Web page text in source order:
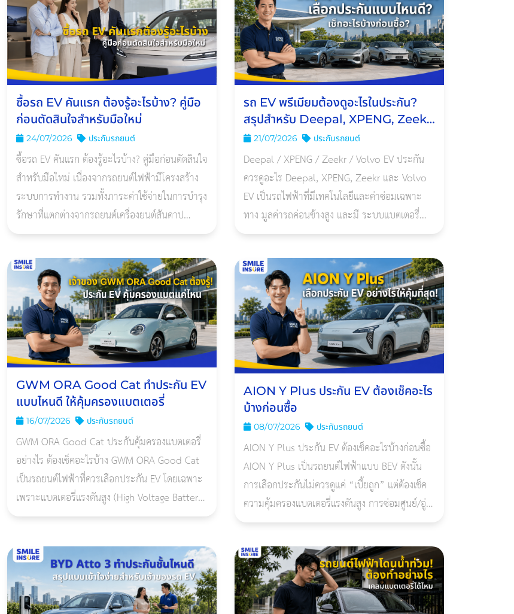
ซื้อรถ EV คันแรก ต้องรู้อะไรบ้าง? คู่มือ
ก่อนตัดสินใจสำหรับมือใหม่
24/07/2026 ประกันรถยนต์
ซื้อรถ EV คันแรก ต้องรู้อะไรบ้าง? คู่มือก่อนตัดสินใจ
สำหรับมือใหม่ เนื่องจากรถยนต์ไฟฟ้ามีโครงสร้าง
ระบบการทำงาน รวมทั้งภาระค่าใช้จ่ายในการบำรุง
รักษาที่แตกต่างจากรถยนต์เครื่องยนต์สันดาป
ภายในอย่างสิ้นเชิง โดยมีประเด็นหลักที่ผู้ซื้อควร
รถ EV พรีเมียมต้องดูอะไรในประกัน?
สรุปสำหรับ Deepal, XPENG, Zeekr
และ Volvo
21/07/2026 ประกันรถยนต์
Deepal / XPENG / Zeekr / Volvo EV ประกัน
ควรดูอะไร Deepal, XPENG, Zeekr และ Volvo
EV เป็นรถไฟฟ้าที่มีเทคโนโลยีและค่าซ่อมเฉพาะ
ทาง มูลค่ารถค่อนข้างสูง และมี ระบบแบตเตอรี่
และซอฟต์แวร์ เฉพาะของแต่ละแบรนด์ ดังนั้น
รถยนต์ไฟฟ้าโ
GWM ORA Good Cat ทำประกัน EV
แบบไหนดี ให้คุ้มครองแบตเตอรี่
16/07/2026 ประกันรถยนต์
GWM ORA Good Cat ประกันคุ้มครองแบตเตอรี่
อย่างไร ต้องเช็คอะไรบ้าง GWM ORA Good Cat
เป็นรถยนต์ไฟฟ้าที่ควรเลือกประกัน EV โดยเฉพาะ
เพราะแบตเตอรี่แรงดันสูง (High Voltage Battery)
เป็นชิ้นส่วนมูลค่าสูง หากเสียหายจากอุบัติเหตุ น้ำ
AION Y Plus ประกัน EV ต้องเช็คอะไร
บ้างก่อนซื้อ
08/07/2026 ประกันรถยนต์
AION Y Plus ประกัน EV ต้องเช็คอะไรบ้างก่อนซื้อ
AION Y Plus เป็นรถยนต์ไฟฟ้าแบบ BEV ดังนั้น
การเลือกประกันไม่ควรดูแค่ “เบี้ยถูก” แต่ต้องเช็ค
ความคุ้มครองแบตเตอรี่แรงดันสูง การซ่อมศูนย์/อู่
EV น้ำท่วม ไฟไหม้ Home Charger และเงื่อนไขค่า